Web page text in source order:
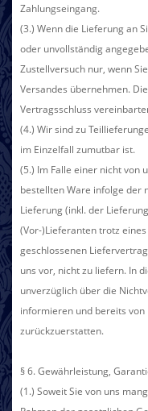
Zahlungseingang.
(3.) Wenn die Lieferung an
oder unvollständig
Zustellversuch nur, wenn
Versandes übernehmen.
Vertragsschluss
(4.) Wir sind zu
im Einzelfall zumutbar ist.
(5.) Im Falle einer nicht von
bestellten Ware infolge der
Lieferung (inkl. der
(Vor-)Lieferanten trotz
geschlossenen
uns vor, nicht zu liefern. In
unverzüglich über die
informieren und bereits
zurückzuerstatten.
§ 6. Gewährleistung,
(1.) Soweit Sie von uns